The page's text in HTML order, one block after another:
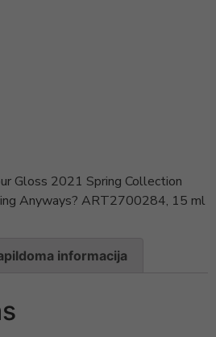
Gloss 2021 Spring Collection
Anyways? ART2700284, 15 ml
informacija